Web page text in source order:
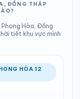
mưa
hPa
mưa
ĐỒNG THÁP
Hòa, Đồng
tiết khu vực mình
HÒA 12